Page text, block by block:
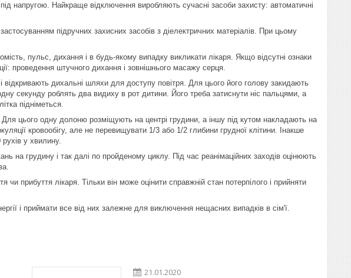
напругою. Найкраще відключення виробляють сучасні засоби захисту: автоматичні
підручних захисних засобів з діелектричних матеріалів. При цьому
пульс, дихання і в будь-якому випадку викликати лікаря. Якщо відсутні ознаки
проведення штучного дихання і зовнішнього масажу серця.
дихальні шляхи для доступу повітря. Для цього його голову закидають
секунду роблять два видиху в рот дитини. Його треба затиснути ніс пальцями, а
підніметься.
Для цього одну долоню розміщують на центрі грудини, а іншу під кутом накладають на
кровообігу, але не перевищувати 1/3 або 1/2 глибини грудної клітини. Інакше
у хвилину.
на грудину і так далі по пройденому циклу. Під час реанімаційних заходів оцінюють
прибуття лікаря. Тільки він може оцінити справжній стан потерпілого і прийняти
і приймати все від них залежне для виключення нещасних випадків в сім'ї.
21.01.2020